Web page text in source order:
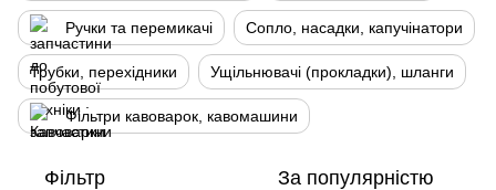
Ручки та перемикачі Сопло, насадки, капучінатори
Трубки, перехідники Ущільнювачі (прокладки), шланги
Фільтри кавоварок, кавомашини
Фільтр За популярністю